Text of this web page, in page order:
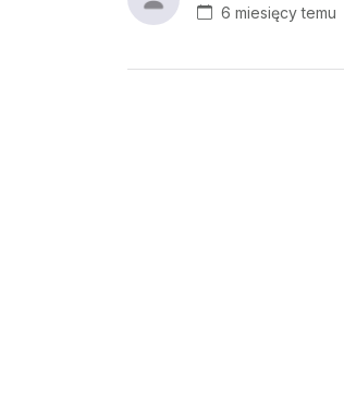
6 miesięcy temu